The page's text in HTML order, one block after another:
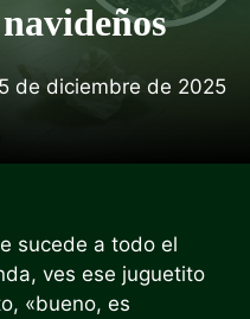
de diciembre de 2025
sucede a todo el
ves ese juguetito
«bueno, es